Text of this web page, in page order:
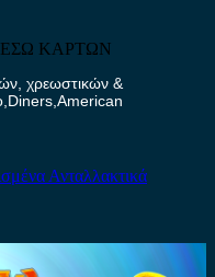
ΚΑΡΤΩΝ
χρεωστικών &
Ανταλλακτικά